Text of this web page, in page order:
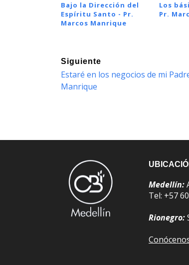
Bajo la Dirección del
Espíritu Santo - Pr.
Marcos Manrique
Los
Pr.
Siguiente
Estaré en los negocios de mi
Manrique
Medellín:
Tel: +57
Rionegro: